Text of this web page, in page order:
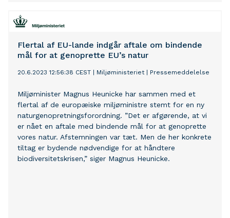
af vilde bier, sommerfugle og andre insekter.
Flertal af EU-lande indgår aftale om bindende
mål for at genoprette EU’s natur
20.6.2023 12:56:38 CEST Miljøministeriet| Pressemeddelelse
Miljøminister Magnus Heunicke har sammen med et
flertal af de europæiske miljøministre stemt for en ny
naturgenopretningsforordning. ”Det er afgørende, at vi
er nået en aftale med bindende mål for at genoprette
vores natur. Afstemningen var tæt. Men de her konkrete
tiltag er bydende nødvendige for at håndtere
biodiversitetskrisen,” siger Magnus Heunicke.